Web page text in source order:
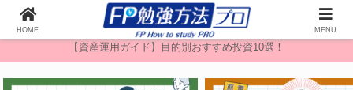
無料FP相談
【資産運用ガイド】目的別おすすめ投資10選！
HOME MENU